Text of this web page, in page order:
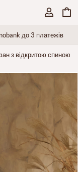
до 3 платежів
з відкритою спиною,